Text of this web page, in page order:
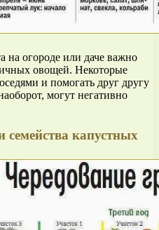
на огороде или даче важно
овощей. Некоторые
и помогать друг другу
могут негативно
семейства капустных